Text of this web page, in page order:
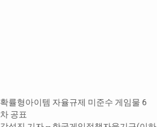
확률형아이템 자율규제 미준수 게임물 6
차 공표